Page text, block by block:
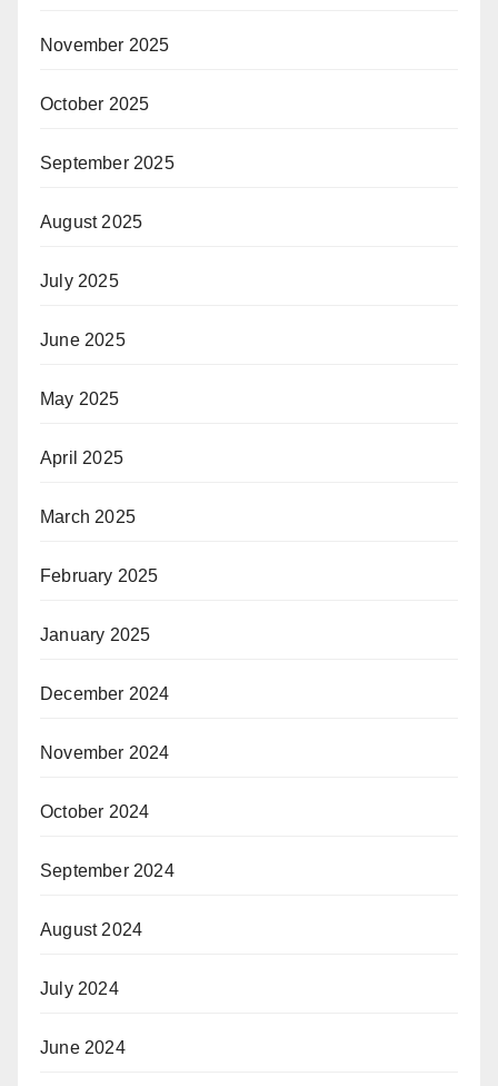
November 2025
October 2025
September 2025
August 2025
July 2025
June 2025
May 2025
April 2025
March 2025
February 2025
January 2025
December 2024
November 2024
October 2024
September 2024
August 2024
July 2024
June 2024